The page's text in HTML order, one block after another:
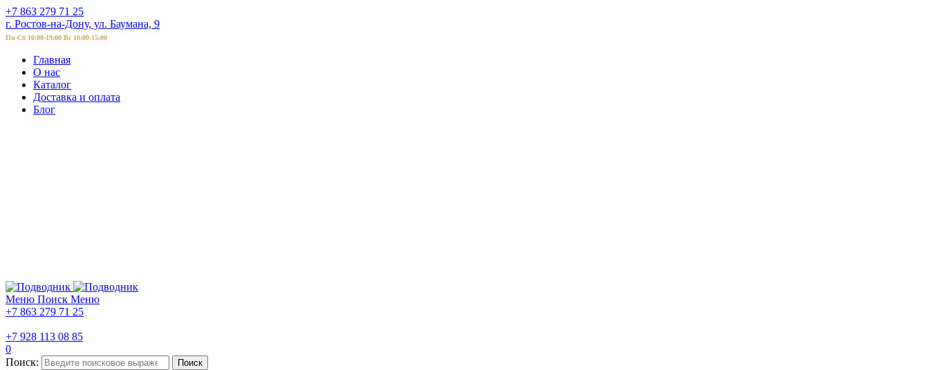
+7 863 279 71 25
г. Ростов-на-Дону, ул. Баумана, 9
Пн-Сб 10:00-19:00 Вс 10:00-15:00
Главная
О нас
Каталог
Доставка и оплата
Блог
Меню Поиск Меню
+7 863 279 71 25
+7 928 113 08 85
0
Поиск:
Поиск